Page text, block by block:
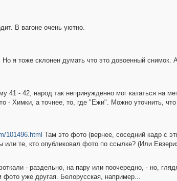
В вагоне очень уютно.
я тоже склонен думать что это довоенный снимок.
41 - 42, народ так непринужденно мог кататься на
- Химки, а точнее, то, где "Ежи". Можно уточнить,
101496.html Там это фото (вернее, соседний кадр с
те, кто опубликовал фото по ссылке? (Или
- раздельно, на пару или поочередно, - но,
фото уже другая. Белорусская, например...